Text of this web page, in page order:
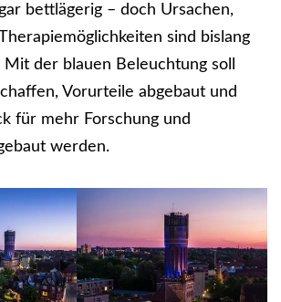
bettlägerig – doch Ursachen,
sind bislang
der blauen Beleuchtung soll
Vorurteile abgebaut und
für mehr Forschung und
werden.